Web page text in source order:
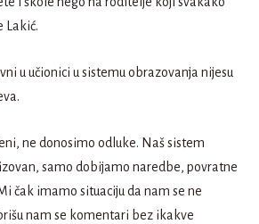
Lakić.
u učionici u sistemu obrazovanja nijesu
ne donosimo odluke. Naš sistem
samo dobijamo naredbe, povratne
čak imamo situaciju da nam se ne
nam se komentari bez ikakve